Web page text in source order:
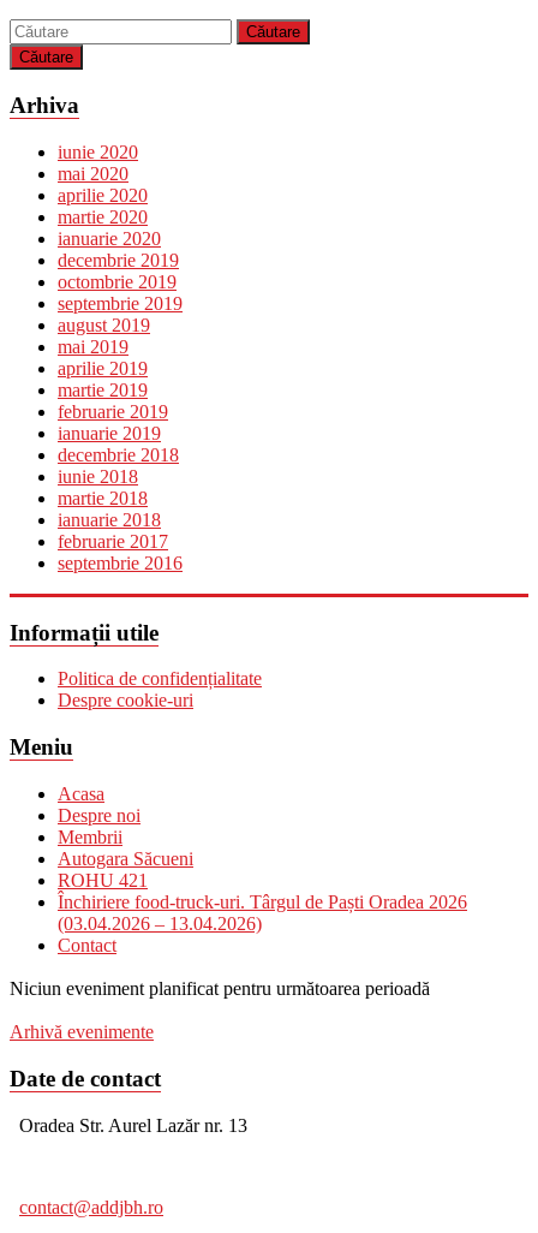
Căutare
Arhiva
iunie 2020
mai 2020
aprilie 2020
martie 2020
ianuarie 2020
decembrie 2019
octombrie 2019
septembrie 2019
august 2019
mai 2019
aprilie 2019
martie 2019
februarie 2019
ianuarie 2019
decembrie 2018
iunie 2018
martie 2018
ianuarie 2018
februarie 2017
septembrie 2016
Informații utile
Politica de confidențialitate
Despre cookie-uri
Meniu
Acasa
Despre noi
Membrii
Autogara Săcueni
ROHU 421
Închiriere food-truck-uri. Târgul de Paști Oradea 2026
(03.04.2026 – 13.04.2026)
Contact
Niciun eveniment planificat pentru următoarea perioadă
Arhivă evenimente
Date de contact
Oradea Str. Aurel Lazăr nr. 13
contact@addjbh.ro